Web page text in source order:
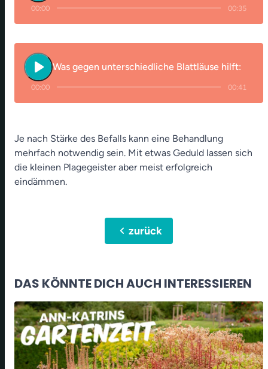
00:00 00:35
play_arrow Was gegen unterschiedliche Blattläuse hilft:
00:00 00:41
Je nach Stärke des Befalls kann eine Behandlung
mehrfach notwendig sein. Mit etwas Geduld lassen sich
die kleinen Plagegeister aber meist erfolgreich
eindämmen.
chevron_leftzurück
DAS KÖNNTE DICH AUCH INTERESSIEREN